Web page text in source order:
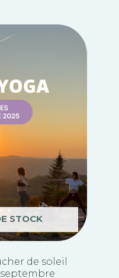
STOCK
de soleil
septembre